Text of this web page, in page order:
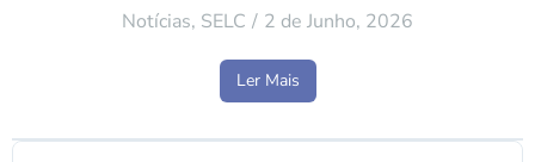
Notícias, SELC 2 de Junho, 2026
Ler Mais